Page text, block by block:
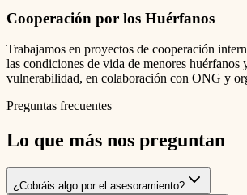
Cooperación por los Huérfanos
Trabajamos en proyectos de cooperación
las condiciones de vida de menores huérfanos
vulnerabilidad, en colaboración con ONG y
Preguntas frecuentes
Lo que más nos preguntan
¿Cobráis algo por el asesoramiento?